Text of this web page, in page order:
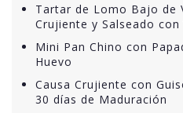
Tartar de Lomo Bajo de
Crujiente y Salseado con
Mini Pan Chino con
Huevo
Causa Crujiente con
30 días de Maduración